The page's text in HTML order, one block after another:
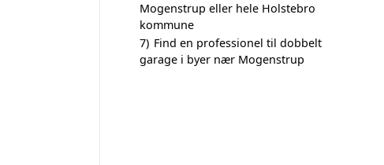
Mogenstrup eller hele Holstebro
kommune
7) Find en professionel til dobbelt
garage i byer nær Mogenstrup